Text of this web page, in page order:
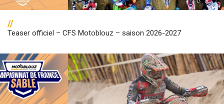
//
Teaser officiel – CFS Motoblouz – saison 2026-2027